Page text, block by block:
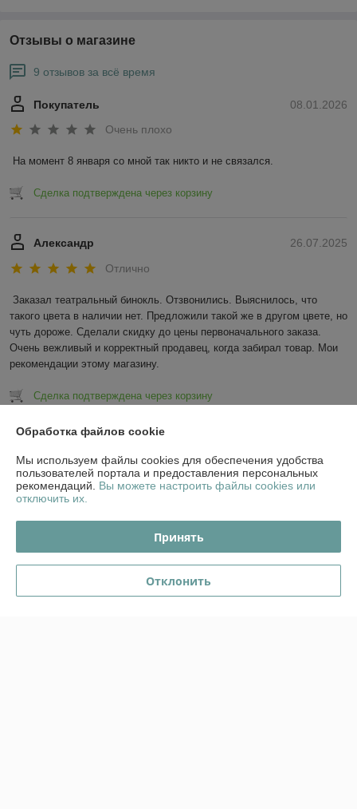
Отзывы о магазине
9 отзывов за всё время
08.01.2026
Покупатель
Очень плохо
На момент 8 января со мной так никто и не связался.
Сделка подтверждена через корзину
26.07.2025
Александр
Отлично
Заказал театральный бинокль. Отзвонились. Выяснилось, что
такого цвета в наличии нет. Предложили такой же в другом цвете, но
чуть дороже. Сделали скидку до цены первоначального заказа.
Очень вежливый и корректный продавец, когда забирал товар. Мои
рекомендации этому магазину.
Сделка подтверждена через корзину
Показать все отзывы
О нас
Контакты
Доставка и оплата
График работы
Обработка файлов cookie
Мы используем файлы cookies для обеспечения удобства
пользователей портала и предоставления персональных
рекомендаций. Вы можете настроить файлы cookies или
отключить их.
Принять
Отклонить